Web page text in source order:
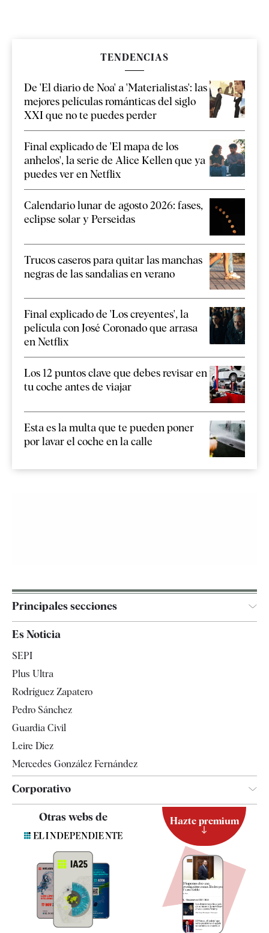
TENDENCIAS
De 'El diario de Noa' a 'Materialistas': las
mejores películas románticas del siglo
XXI que no te puedes perder
Final explicado de 'El mapa de los
anhelos', la serie de Alice Kellen que ya
puedes ver en Netflix
Calendario lunar de agosto 2026: fases,
eclipse solar y Perseidas
Trucos caseros para quitar las manchas
negras de las sandalias en verano
Final explicado de 'Los creyentes', la
película con José Coronado que arrasa
en Netflix
Los 12 puntos clave que debes revisar en
tu coche antes de viajar
Esta es la multa que te pueden poner
por lavar el coche en la calle
Principales secciones
España
Televisión
Es Noticia
SEPI
Plus Ultra
Rodríguez Zapatero
Pedro Sánchez
Guardia Civil
Leire Díez
Mercedes González Fernández
Corporativo
Contacto
Quiénes somos
Especificaciones
Otras webs de Hazte premium